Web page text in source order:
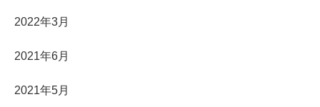
2022年3月
2021年6月
2021年5月